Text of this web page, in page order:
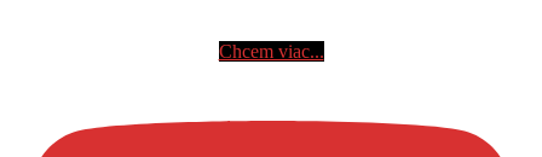
Chcem viac...